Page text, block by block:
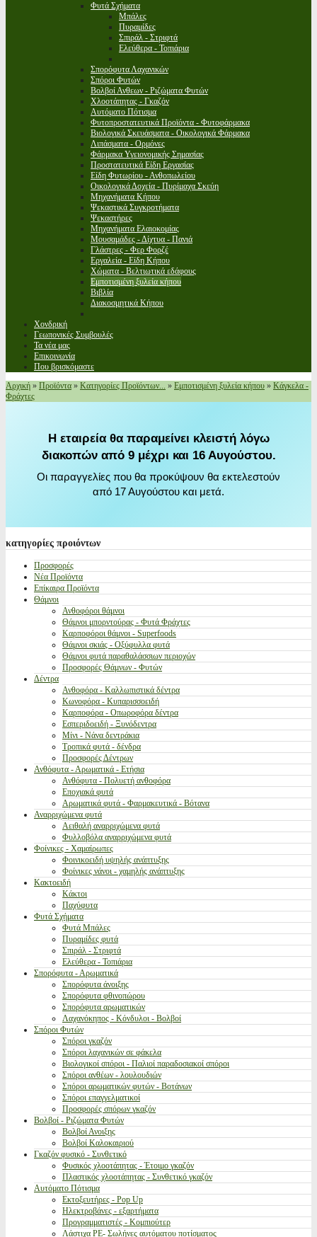
Φυτά Σχήματα
Μπάλες
Πυραμίδες
Σπιράλ - Στριφτά
Ελεύθερα - Τοπιάρια
Σπορόφυτα Λαχανικών
Σπόροι Φυτών
Βολβοί Ανθεων - Ριζώματα Φυτών
Χλοοτάπητας - Γκαζόν
Αυτόματο Πότισμα
Φυτοπροστατευτικά Προϊόντα - Φυτοφάρμακα
Βιολογικά Σκευάσματα - Οικολογικά Φάρμακα
Λιπάσματα - Ορμόνες
Φάρμακα Υγειονομικής Σημασίας
Προστατευτικά Είδη Εργασίας
Είδη Φυτωρίου - Ανθοπωλείου
Οικολογικά Δοχεία - Πυρίμαχα Σκεύη
Μηχανήματα Κήπου
Ψεκαστικά Συγκροτήματα
Ψεκαστήρες
Μηχανήματα Ελαιοκομίας
Μουσαμάδες - Δίχτυα - Πανιά
Γλάστρες - Φερ Φορζέ
Εργαλεία - Είδη Κήπου
Χώματα - Βελτιωτικά εδάφους
Εμποτισμένη ξυλεία κήπου
Βιβλία
Διακοσμητικά Κήπου
Χονδρική
Γεωπονικές Συμβουλές
Τα νέα μας
Επικοινωνία
Που βρισκόμαστε
Αρχική » Προϊόντα » Κατηγορίες Προϊόντων... » Εμποτισμένη ξυλεία κήπου » Κάγκελα -
Φράχτες
Η εταιρεία θα παραμείνει κλειστή λόγω
διακοπών από 9 μέχρι και 16 Αυγούστου.
Οι παραγγελίες που θα προκύψουν θα εκτελεστούν
από 17 Αυγούστου και μετά.
κατηγορίες προιόντων
Προσφορές
Νέα Προϊόντα
Επίκαιρα Προϊόντα
Θάμνοι
Ανθοφόροι θάμνοι
Θάμνοι μπορντούρας - Φυτά Φράχτες
Καρποφόροι θάμνοι - Superfoods
Θάμνοι σκιάς - Οξύφυλλα φυτά
Θάμνοι φυτά παραθαλάσσιων περιοχών
Προσφορές Θάμνων - Φυτών
Δέντρα
Ανθοφόρα - Καλλωπιστικά δέντρα
Κωνοφόρα - Κυπαρισσοειδή
Καρποφόρα - Οπωροφόρα δέντρα
Εσπεριδοειδή - Ξυνόδεντρα
Μίνι - Νάνα δεντράκια
Τροπικά φυτά - δένδρα
Προσφορές Δέντρων
Ανθόφυτα - Αρωματικά - Ετήσια
Ανθόφυτα - Πολυετή ανθοφόρα
Εποχιακά φυτά
Αρωματικά φυτά - Φαρμακευτικά - Βότανα
Αναρριχώμενα φυτά
Αειθαλή αναρριχώμενα φυτά
Φυλλοβόλα αναρριχώμενα φυτά
Φοίνικες - Χαμαίρωπες
Φοινικοειδή υψηλής ανάπτυξης
Φοίνικες νάνοι - χαμηλής ανάπτυξης
Κακτοειδή
Κάκτοι
Παχύφυτα
Φυτά Σχήματα
Φυτά Μπάλες
Πυραμίδες φυτά
Σπιράλ - Στριφτά
Ελεύθερα - Τοπιάρια
Σπορόφυτα - Αρωματικά
Σπορόφυτα άνοιξης
Σπορόφυτα φθινοπώρου
Σπορόφυτα αρωματικών
Λαχανόκηπος - Κόνδυλοι - Βολβοί
Σπόροι Φυτών
Σπόροι γκαζόν
Σπόροι λαχανικών σε φάκελα
Βιολογικοί σπόροι - Παλιοί παραδοσιακοί σπόροι
Σπόροι ανθέων - λουλουδιών
Σπόροι αρωματικών φυτών - Βοτάνων
Σπόροι επαγγελματικοί
Προσφορές σπόρων γκαζόν
Βολβοί - Ριζώματα Φυτών
Βολβοί Ανοιξης
Βολβοί Καλοκαιριού
Γκαζόν φυσικό - Συνθετικό
Φυσικός χλοοτάπητας - Έτοιμο γκαζόν
Πλαστικός χλοοτάπητας - Συνθετικό γκαζόν
Αυτόματο Πότισμα
Εκτοξευτήρες - Pop Up
Ηλεκτροβάνες - εξαρτήματα
Προγραμματιστές - Κομπιούτερ
Λάστιχα PE- Σωλήνες αυτόματου ποτίσματος